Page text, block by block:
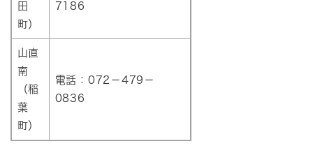
田
町）
7186
山直
南
（稲
葉
町）
電話：072－479－
0836